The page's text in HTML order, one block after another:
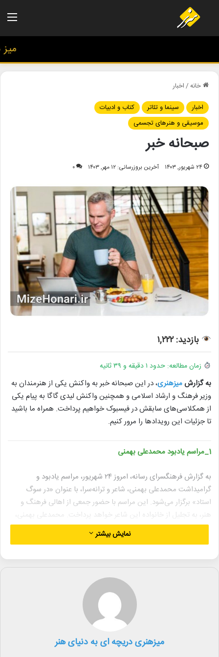
میز
خانه/اخبار
اخبار
سینما و تئاتر
کتاب و ادبیات
موسیقی و هنرهای تجسمی
صبحانه خبر
۲۴ شهریور, ۱۴۰۳ آخرین بروزرسانی: ۱۲ مهر, ۱۴۰۳ ۰
بازدید: ۱,۲۲۲
زمان مطالعه: حدود ۱ دقیقه و ۳۹ ثانیه
به گزارش میزهنری، در این صبحانه خبر به واکنش یکی از هنرمندان به
وزیر فرهنگ و ارشاد اسلامی و همچنین واکنش لیدی گاگا به پیام یکی
از همکلاسی‌های سابقش در فیسبوک خواهیم پرداخت. همراه ما باشید
تا جزئیات این رویدادها را مرور کنیم.
1_مراسم یادبود محمدعلی بهمنی
به گزارش فرهنگسرای رسانه، امروز ۲۴ شهریور، مراسم یادبود و
گرامیداشت محمدعلی بهمنی، شاعر و ترانه‌سرا، با عنوان «در سوگ
استاد» برگزار می‌شود. این مراسم با حضور جمعی از اهالی فرهنگ و
هنر، به تجلیل از خانواده این شاعر خواهد پرداخت. محمدعلی بهمنی،
شاعر غزل‌سرای برجسته کشور، در ۹ شهریور امسال درگذشت. مضامین
فیلم «در میان تپه‌ها» با حضور کارگردان و علاقمندان فرانسوی سینمای
ایران، روز ۱۵ سپتامبر ۲۰۲۴ (۲۵ شهریور) در سینما بالزاک پاریس اکران
می‌شود. این فیلم داستان یک سرباز معلم را روایت می‌کند که برای
آموزش به مناطق مرزی اعزام می‌شود و با زندگی عشایر آشنا می‌شود.
نمایش بیشتر
میزهنری دریچه ای به دنیای هنر